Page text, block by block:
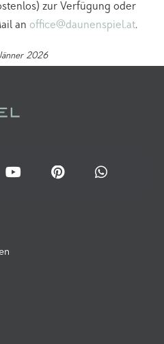
zur Verfügung oder
an office@daunenspiel.at.
2026